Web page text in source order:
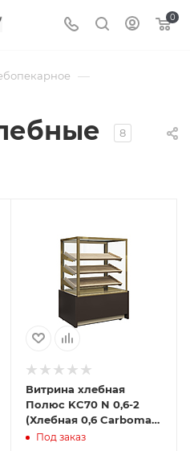
0
—
8
Витрина хлебная
Полюс KC70 N 0,6-2
(Хлебная 0,6 Carboma
Сube)
Под заказ